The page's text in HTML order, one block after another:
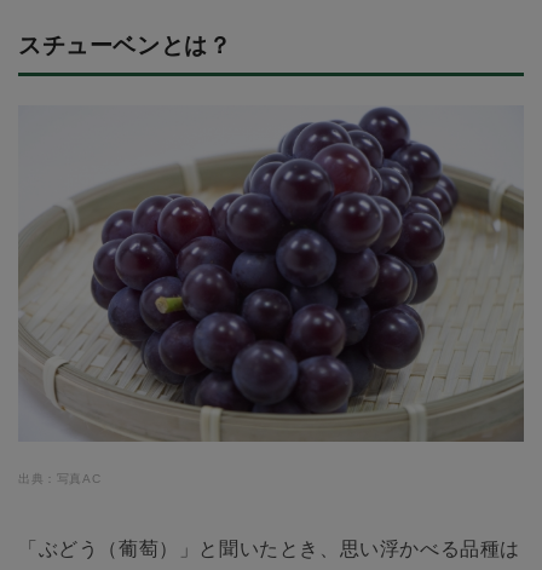
スチューベンとは？
出典：写真AC
「ぶどう（葡萄）」と聞いたとき、思い浮かべる品種は